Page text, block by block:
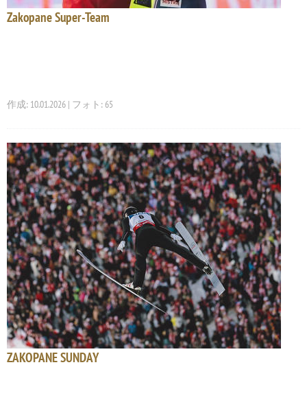
Zakopane Super-Team
作成: 10.01.2026 | フォト: 65
ZAKOPANE SUNDAY